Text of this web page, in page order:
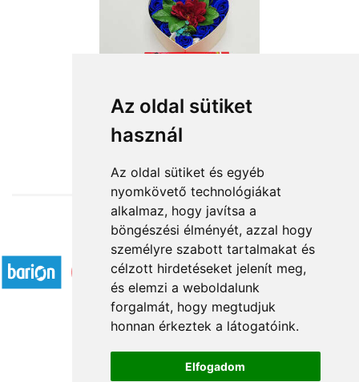
Az oldal sütiket
használ
Az oldal sütiket és egyéb
nyomkövető technológiákat
alkalmaz, hogy javítsa a
böngészési élményét, azzal hogy
személyre szabott tartalmakat és
célzott hirdetéseket jelenít meg,
és elemzi a weboldalunk
forgalmát, hogy megtudjuk
honnan érkeztek a látogatóink.
Elfogadom
Csöppnyi figyelmesség
12 640 Ft-tól
Elfogadott fizetési módok
Á.SZ.F.